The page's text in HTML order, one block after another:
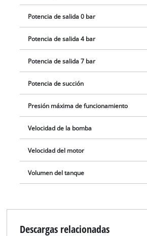
válvula de retención y la válvula de
funcionamiento seguro del TE-AC 270/
de 10 años contra la corrosión.
Potencia de salida 0 bar
Potencia de salida 4 bar
Potencia de salida 7 bar
Potencia de succión
Presión máxima de funcionamiento
Velocidad de la bomba
Velocidad del motor
Volumen del tanque
Descargas relacionadas